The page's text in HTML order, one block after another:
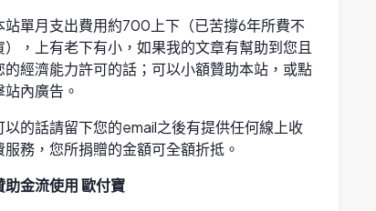
站單月支出費用約700上下（已苦撐6年所費不
），上有老下有小，如果我的文章有幫助到您且
的經濟能力許可的話；可以小額贊助本站，或點
站內廣告。
以的話請留下您的email之後有提供任何線上收
服務，您所捐贈的金額可全額折抵。
助金流使用 歐付寶